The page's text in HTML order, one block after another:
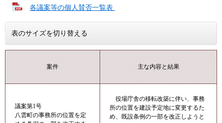
各議案等の個人賛否一覧表
表のサイズを切り替える
案件 主な内容と結果
議案第1号
八雲町の事務所の位置を定
役場庁舎の移転改築に伴い、事務
所の位置を建設予定地に変更するた
め、既設条例の一部を改正しようと